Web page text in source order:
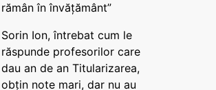
rămân în învățământ”
Sorin Ion, întrebat cum le
răspunde profesorilor care
dau an de an Titularizarea,
obțin note mari, dar nu au